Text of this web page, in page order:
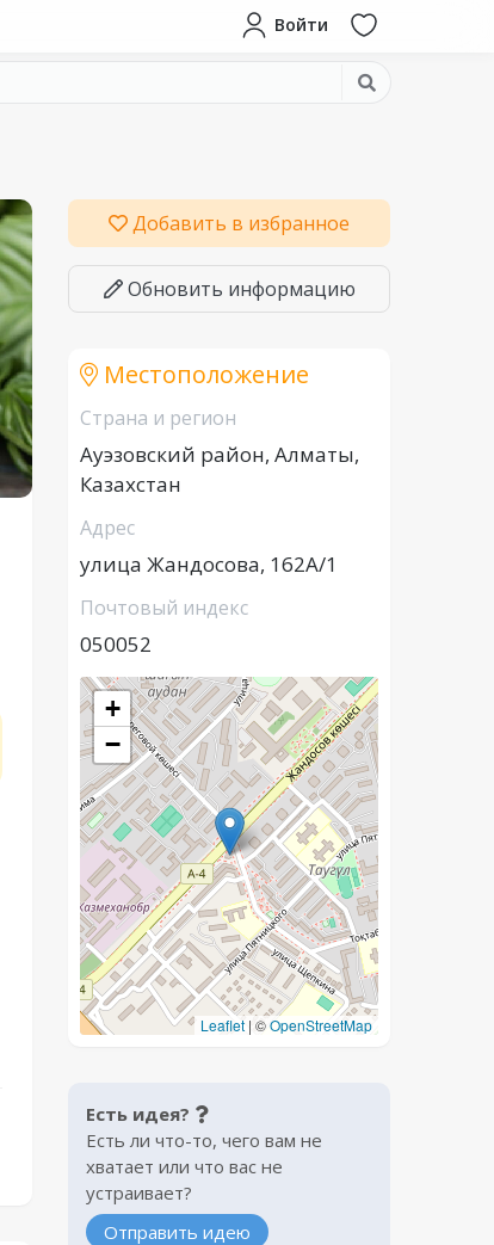
Войти
Добавить в избранное
Обновить информацию
Местоположение
Страна и регион
Ауэзовский район, Алматы,
Казахстан
Адрес
улица Жандосова, 162А/1
Почтовый индекс
050052
+
−
Leaflet | ©OpenStreetMap
Есть идея?
Есть ли что-то, чего вам не
хватает или что вас не
устраивает?
Отправить идею